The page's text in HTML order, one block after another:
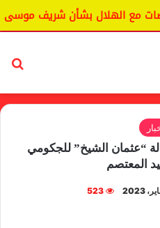
مع الهلال بشأن شريف موسى.
“عثمان الشيخ” للجكومي
المعتصم
523